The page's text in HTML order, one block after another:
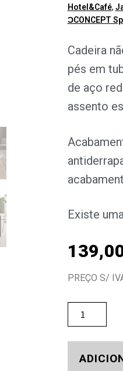
Hotel&Café,
ƆCONCEPT
Cadeira
pés em
de aço
assento
Existe
PREÇO S/